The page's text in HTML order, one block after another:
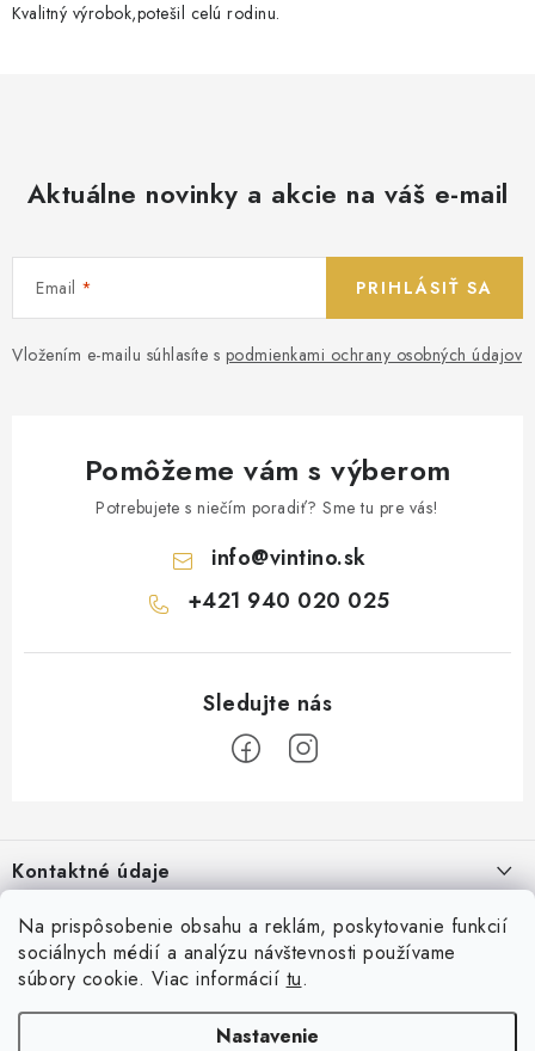
Na prispôsobenie obsahu a reklám, poskytovanie funkcií
sociálnych médií a analýzu návštevnosti používame
súbory cookie. Viac informácií tu.
Nastavenie
Kvalitný výrobok,potešil celú rodinu.
Aktuálne novinky a akcie na váš e-mail
Email
Vložením e-mailu súhlasíte s podmienkami ochrany osobných údajov
PRIHLÁSIŤ SA
Pomôžeme vám s výberom
Potrebujete s niečím poradiť? Sme tu pre vás!
info@vintino.sk
+421 940 020 025
pKontaktné údaje
Vintino.sk
Prevádzkovateľ: LAURES s.r.o.
IČO: 54761158
O nás
Všeobecné obchodné podmienky
Reklamácia a vrátenia tovaru
Prihlásenie